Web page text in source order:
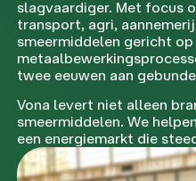
slagvaardiger. Met focus
transport, agri,
smeermiddelen gericht op
twee eeuwen aan
Vona levert niet alleen
smeermiddelen. We
een energiemarkt die